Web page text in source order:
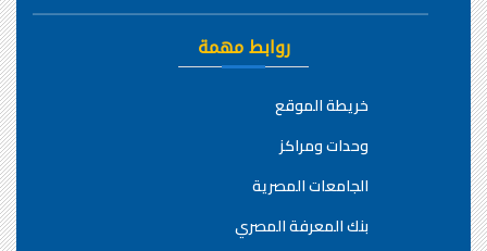
روابط مهمة
خريطة الموقع
وحدات ومراكز
الجامعات المصرية
بنك المعرفة المصري